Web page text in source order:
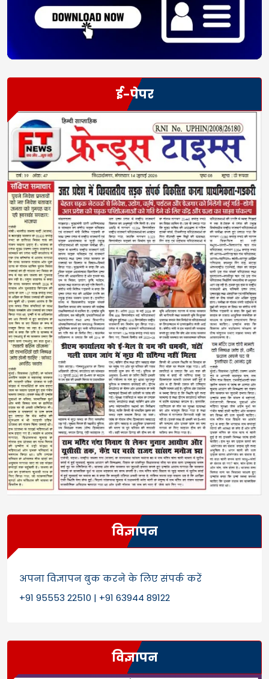
ई-पेपर
विज्ञापन
अपना विज्ञापन बुक करने के लिए संपर्क करें
+91 95553 22510 | +91 63944 89122
विज्ञापन